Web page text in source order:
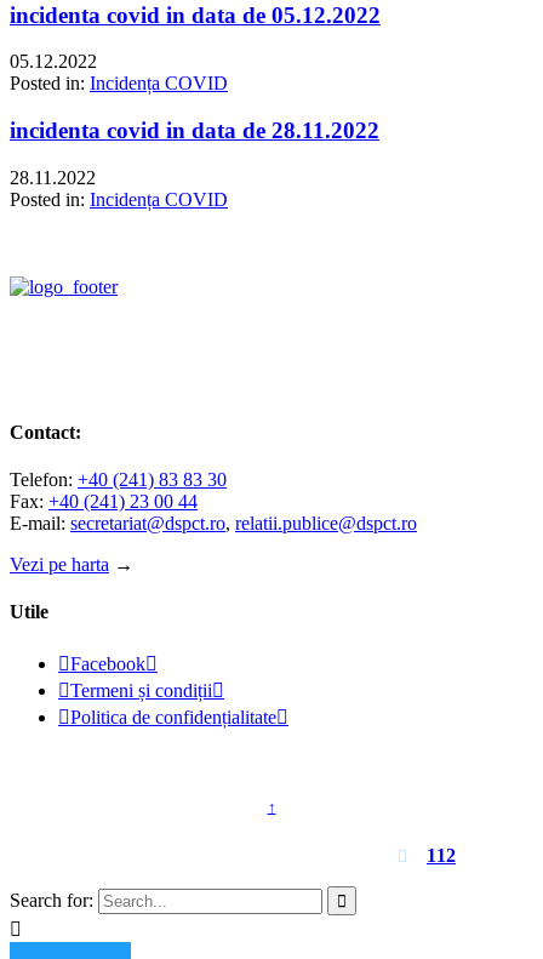
incidenta covid in data de 05.12.2022
05.12.2022
Posted in: Incidența COVID
incidenta covid in data de 28.11.2022
28.11.2022
Posted in: Incidența COVID
Contact:
Telefon: +40 (241) 83 83 30
Fax: +40 (241) 23 00 44
E-mail: secretariat@dspct.ro, relatii.publice@dspct.ro
Vezi pe harta →
Utile
Facebook
Termeni și condiții
Politica de confidențialitate
↑
 112
Search for: 
